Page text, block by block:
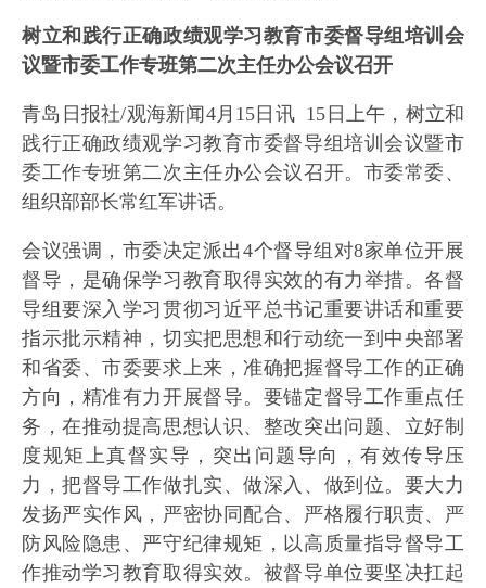
树立和践行正确政绩观学习教育市委督导组培训会
议暨市委工作专班第二次主任办公会议召开
青岛日报社/观海新闻4月15日讯 15日上午，树立和
践行正确政绩观学习教育市委督导组培训会议暨市
委工作专班第二次主任办公会议召开。市委常委、
组织部部长常红军讲话。
会议强调，市委决定派出4个督导组对8家单位开展
督导，是确保学习教育取得实效的有力举措。各督
导组要深入学习贯彻习近平总书记重要讲话和重要
指示批示精神，切实把思想和行动统一到中央部署
和省委、市委要求上来，准确把握督导工作的正确
方向，精准有力开展督导。要锚定督导工作重点任
务，在推动提高思想认识、整改突出问题、立好制
度规矩上真督实导，突出问题导向，有效传导压
力，把督导工作做扎实、做深入、做到位。要大力
发扬严实作风，严密协同配合、严格履行职责、严
防风险隐患、严守纪律规矩，以高质量指导督导工
作推动学习教育取得实效。被督导单位要坚决扛起